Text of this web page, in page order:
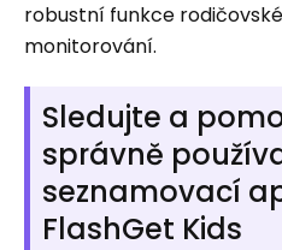
robustní funkce
monitorování.
Sledujte a
správně
seznamovací
FlashGet Kids